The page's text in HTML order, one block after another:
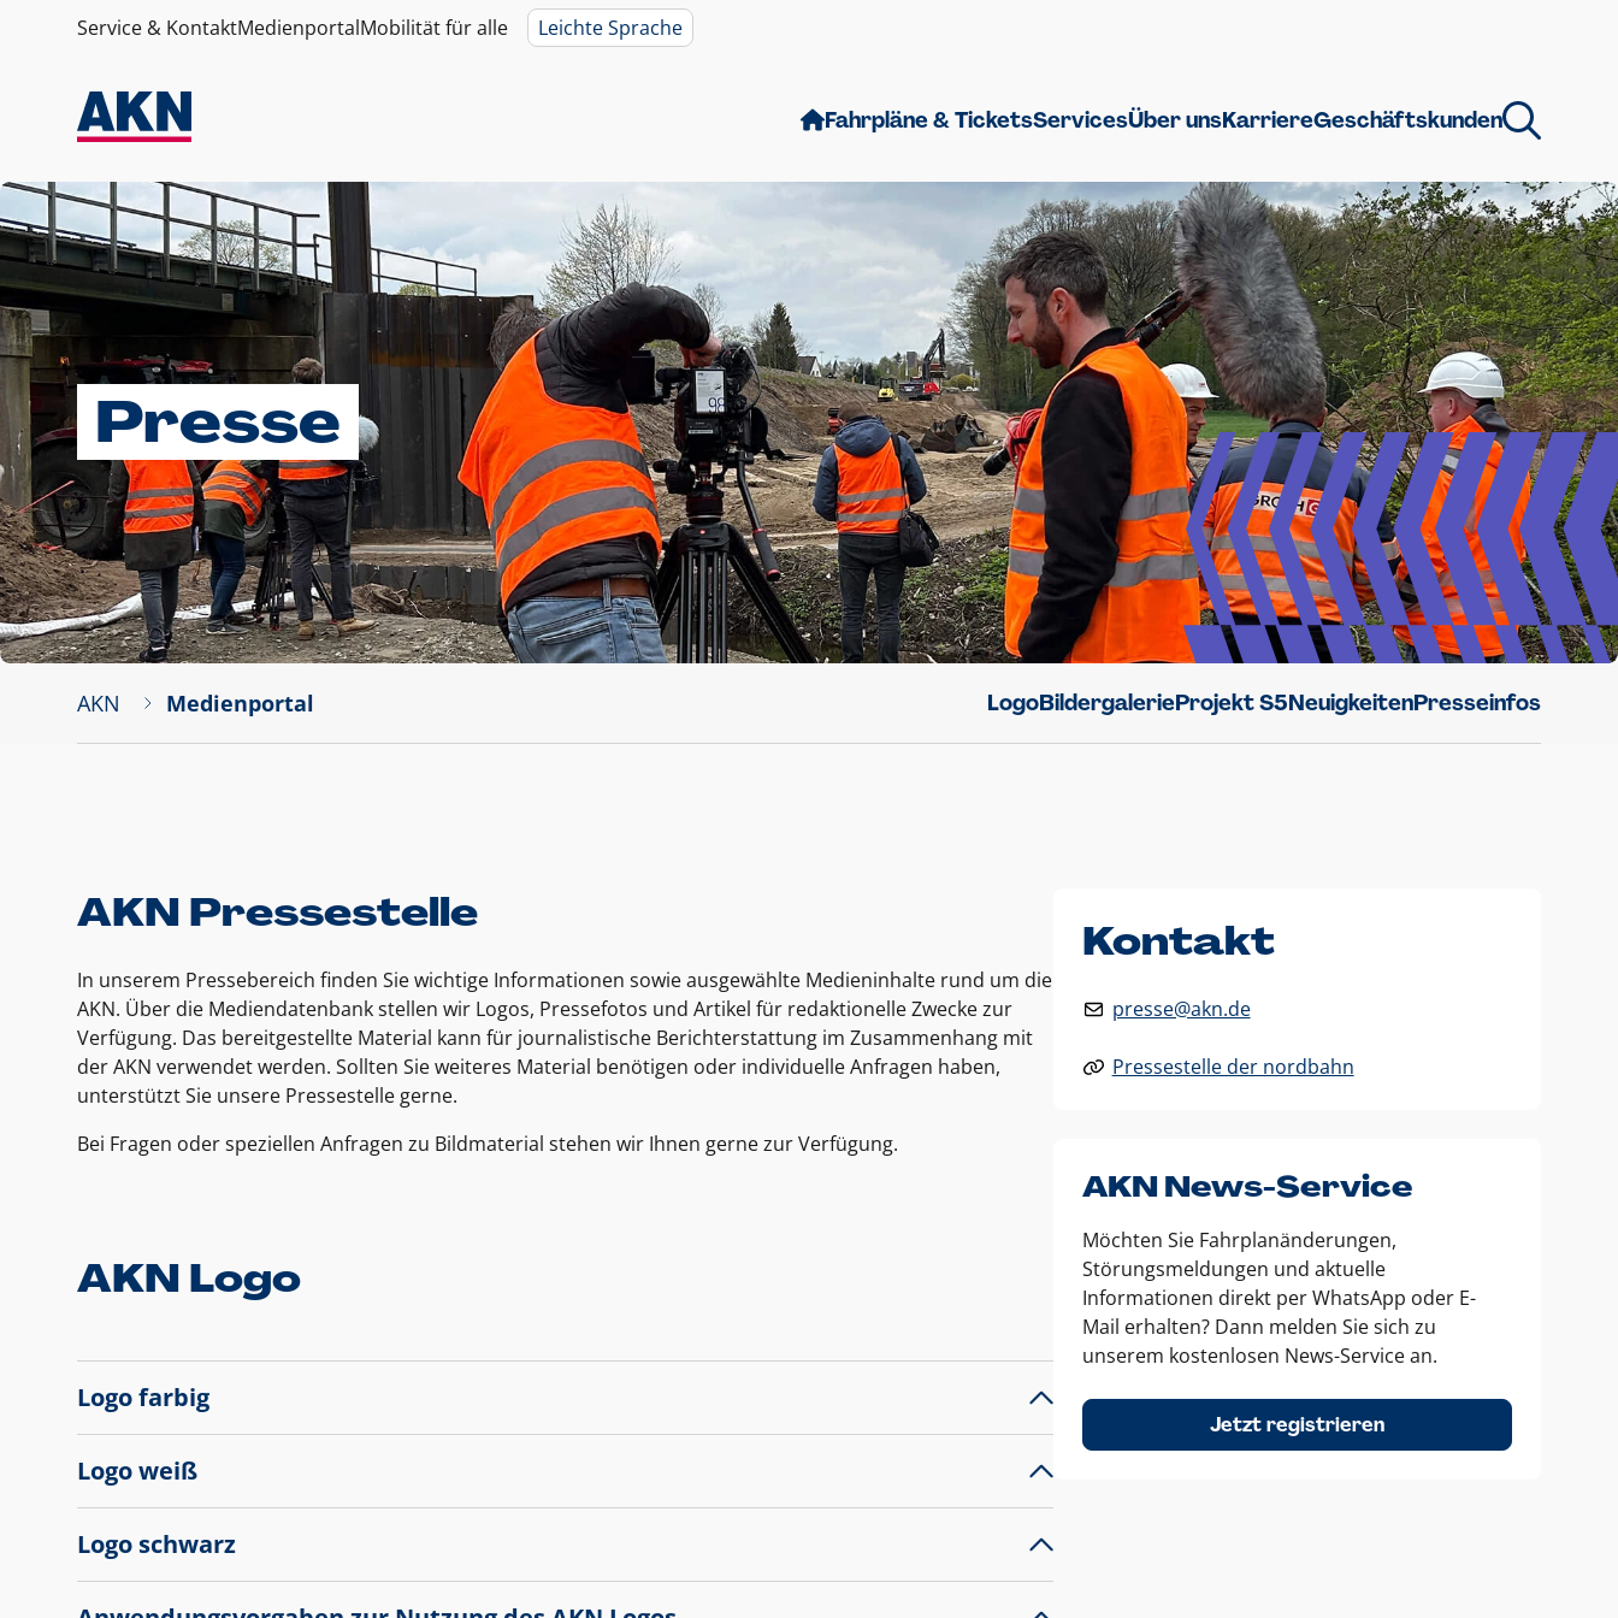
Service & KontaktMedienportalMobilität für alle Leichte Sprache
Fahrpläne & TicketsServicesÜber unsKarriereGeschäftskunden
Presse
AKN Medienportal LogoBildergalerieProjekt S5NeuigkeitenPresseinfos
AKN Pressestelle
In unserem Pressebereich finden Sie wichtige Informationen sowie ausgewählte Medieninhalte rund um die
AKN. Über die Mediendatenbank stellen wir Logos, Pressefotos und Artikel für redaktionelle Zwecke zur
Verfügung. Das bereitgestellte Material kann für journalistische Berichterstattung im Zusammenhang mit
der AKN verwendet werden. Sollten Sie weiteres Material benötigen oder individuelle Anfragen haben,
unterstützt Sie unsere Pressestelle gerne.
Bei Fragen oder speziellen Anfragen zu Bildmaterial stehen wir Ihnen gerne zur Verfügung.
AKN Logo
Logo farbig
Logo weiß
Logo schwarz
Kontakt
presse@akn.de
Pressestelle der nordbahn
AKN News-Service
Möchten Sie Fahrplanänderungen,
Störungsmeldungen und aktuelle
Informationen direkt per WhatsApp oder E-
Mail erhalten? Dann melden Sie sich zu
unserem kostenlosen News-Service an.
Jetzt registrieren